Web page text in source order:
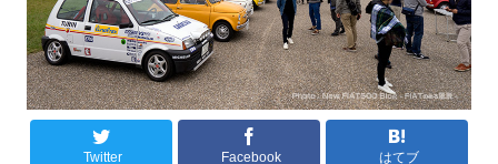
Twitter Facebook はてブ